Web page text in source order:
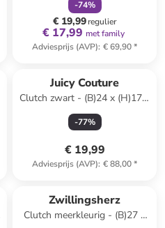
-74%
€ 19,99regulier
€ 17,99 met family
Adviesprijs (AVP): € 69,90*
Juicy Couture
Clutch zwart - (B)24 x (H)17 x
(D)1 cm
-77%
€ 19,99
Adviesprijs (AVP): € 88,00*
Zwillingsherz
Clutch meerkleurig - (B)27 x